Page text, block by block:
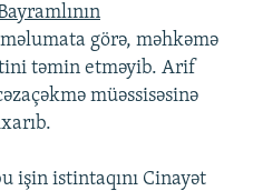
görə, məhkəmə
təmin etməyib. Arif
müəssisəsinə
işin istintaqını Cinayət